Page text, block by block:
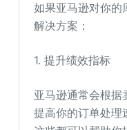
如果亚马逊对你的
解决方案：
1. 提升绩效指标
亚马逊通常会根据
提高你的订单处理